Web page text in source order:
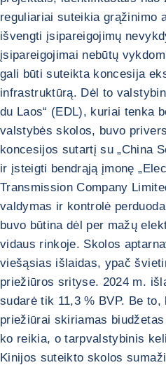
reguliariai suteikia grąžinimo
išvengti įsipareigojimų
įsipareigojimai nebūtų
gali būti suteikta koncesija
infrastruktūrą. Dėl to
du Laos“ (EDL), kuriai tenka
valstybės skolos, buvo
koncesijos sutartį su „China
ir įsteigti bendrąją įmonę
Transmission Company
valdymas ir kontrolė
buvo būtina dėl per mažų
vidaus rinkoje. Skolos
viešąsias išlaidas, ypač
priežiūros srityse. 2024 m.
sudarė tik 11,3 % BVP. Be
priežiūrai skiriamas
ko reikia, o tarpvalstybinis
Kinijos suteikto skolos